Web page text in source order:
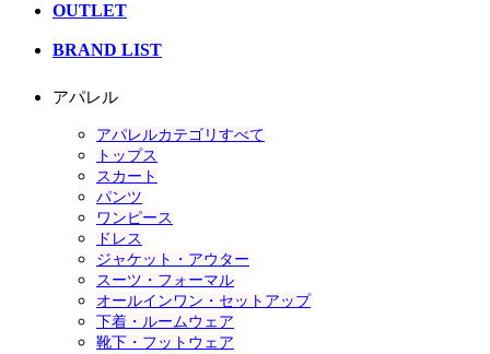
OUTLET
BRAND LIST
アパレル
アパレルカテゴリすべて
トップス
スカート
パンツ
ワンピース
ドレス
ジャケット・アウター
スーツ・フォーマル
オールインワン・セットアップ
下着・ルームウェア
靴下・フットウェア